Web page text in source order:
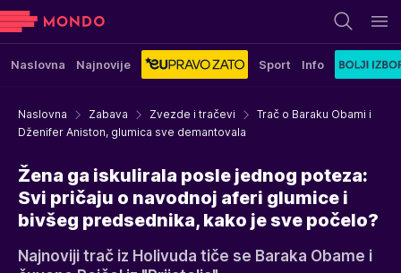
Naslovna Najnovije Sport Info
Naslovna Zabava Zvezde i tračevi
Trač o Baraku Obami i
Dženifer Aniston, glumica sve demantovala
Žena ga iskulirala posle jednog poteza:
Svi pričaju o navodnoj aferi glumice i
bivšeg predsednika, kako je sve počelo?
Najnoviji trač iz Holivuda tiče se Baraka Obame i